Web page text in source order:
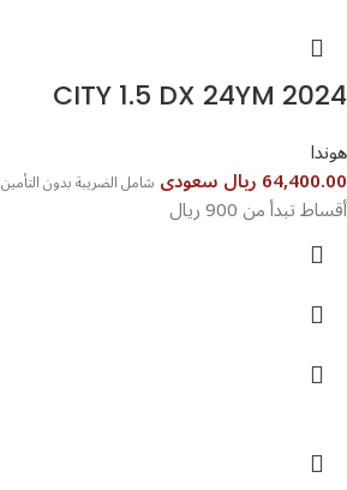
CITY 1.5 DX 24YM 2024
هوندا
64,400.00 ريال سعودى شامل الضريبة بدون التأمين
أقساط تبدأ من 900 ريال